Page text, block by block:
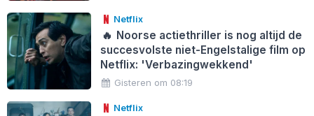
Netflix
🔥 Noorse actiethriller is nog altijd de
succesvolste niet-Engelstalige film op
Netflix: 'Verbazingwekkend'
Gisteren om 08:19
Netflix